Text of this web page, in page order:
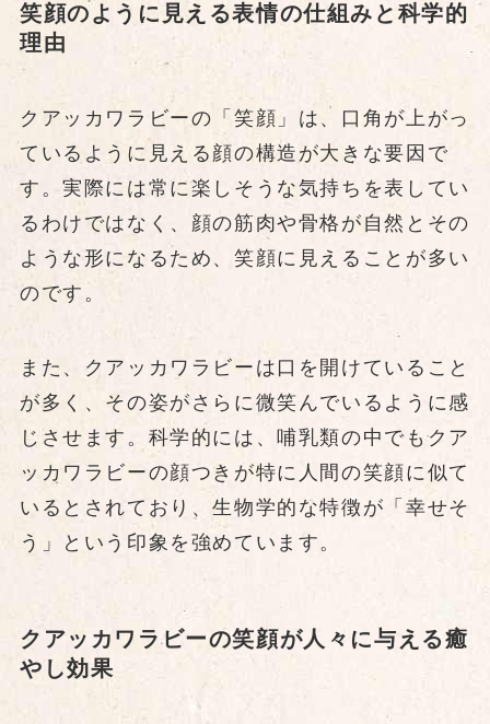
笑顔のように見える表情の仕組みと科学的
理由
クアッカワラビーの「笑顔」は、口角が上がっ
ているように見える顔の構造が大きな要因で
す。実際には常に楽しそうな気持ちを表してい
るわけではなく、顔の筋肉や骨格が自然とその
ような形になるため、笑顔に見えることが多い
のです。
また、クアッカワラビーは口を開けていること
が多く、その姿がさらに微笑んでいるように感
じさせます。科学的には、哺乳類の中でもクア
ッカワラビーの顔つきが特に人間の笑顔に似て
いるとされており、生物学的な特徴が「幸せそ
う」という印象を強めています。
クアッカワラビーの笑顔が人々に与える癒
やし効果